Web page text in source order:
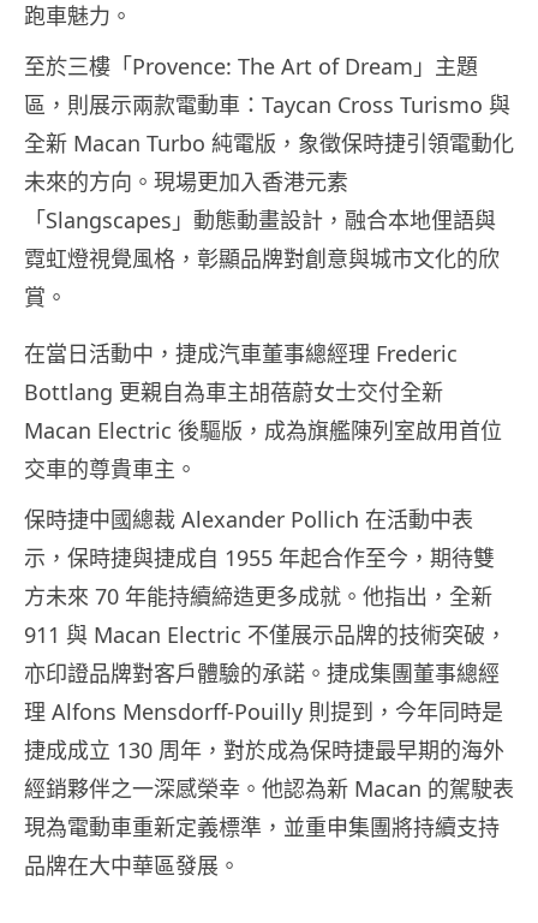
跑車魅力。
至於三樓「Provence: The Art of Dream」主題
區，則展示兩款電動車：Taycan Cross Turismo 與
全新 Macan Turbo 純電版，象徵保時捷引領電動化
未來的方向。現場更加入香港元素
「Slangscapes」動態動畫設計，融合本地俚語與
霓虹燈視覺風格，彰顯品牌對創意與城市文化的欣
賞。
在當日活動中，捷成汽車董事總經理 Frederic
Bottlang 更親自為車主胡蓓蔚女士交付全新
Macan Electric 後驅版，成為旗艦陳列室啟用首位
交車的尊貴車主。
保時捷中國總裁 Alexander Pollich 在活動中表
示，保時捷與捷成自 1955 年起合作至今，期待雙
方未來 70 年能持續締造更多成就。他指出，全新
911 與 Macan Electric 不僅展示品牌的技術突破，
亦印證品牌對客戶體驗的承諾。捷成集團董事總經
理 Alfons Mensdorff-Pouilly 則提到，今年同時是
捷成成立 130 周年，對於成為保時捷最早期的海外
經銷夥伴之一深感榮幸。他認為新 Macan 的駕駛表
現為電動車重新定義標準，並重申集團將持續支持
品牌在大中華區發展。